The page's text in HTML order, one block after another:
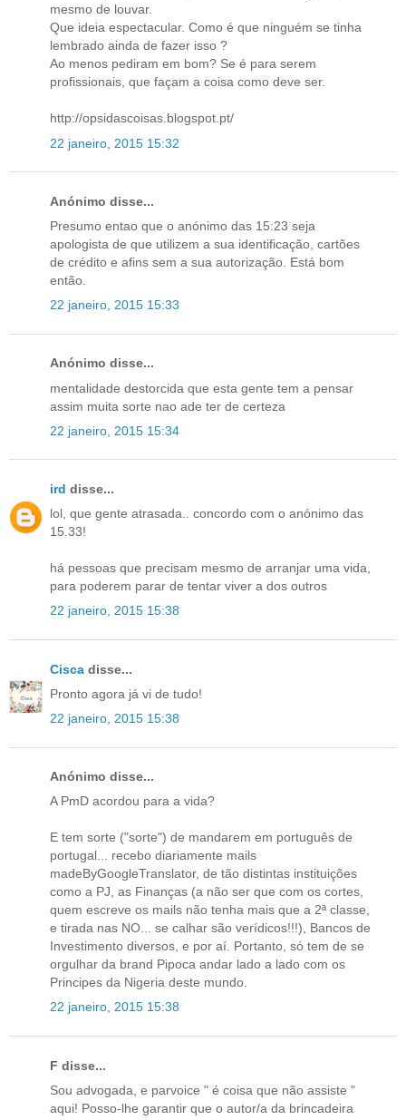
mesmo de louvar.
Que ideia espectacular. Como é que ninguém se tinha
lembrado ainda de fazer isso ?
Ao menos pediram em bom? Se é para serem
profissionais, que façam a coisa como deve ser.
http://opsidascoisas.blogspot.pt/
22 janeiro, 2015 15:32
Anónimo disse...
Presumo entao que o anónimo das 15:23 seja
apologista de que utilizem a sua identificação, cartões
de crédito e afins sem a sua autorização. Está bom
então.
22 janeiro, 2015 15:33
Anónimo disse...
mentalidade destorcida que esta gente tem a pensar
assim muita sorte nao ade ter de certeza
22 janeiro, 2015 15:34
ird disse...
lol, que gente atrasada.. concordo com o anónimo das
15.33!
há pessoas que precisam mesmo de arranjar uma vida,
para poderem parar de tentar viver a dos outros
22 janeiro, 2015 15:38
Cisca disse...
Pronto agora já vi de tudo!
22 janeiro, 2015 15:38
Anónimo disse...
A PmD acordou para a vida?
E tem sorte ("sorte") de mandarem em português de
portugal... recebo diariamente mails
madeByGoogleTranslator, de tão distintas instituições
como a PJ, as Finanças (a não ser que com os cortes,
quem escreve os mails não tenha mais que a 2ª classe,
e tirada nas NO... se calhar são verídicos!!!), Bancos de
Investimento diversos, e por aí. Portanto, só tem de se
orgulhar da brand Pipoca andar lado a lado com os
Principes da Nigeria deste mundo.
22 janeiro, 2015 15:38
F disse...
Sou advogada, e parvoice " é coisa que não assiste "
aqui! Posso-lhe garantir que o autor/a da brincadeira